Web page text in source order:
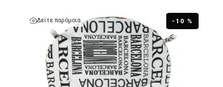
-10 %
Δείτε παρόμοια